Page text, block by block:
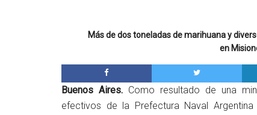
Más de dos toneladas de marihuana y
en
Buenos Aires. Como resultado de una
efectivos de la Prefectura Naval